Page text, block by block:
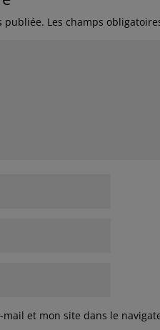
publiée. Les champs
et mon site dans le